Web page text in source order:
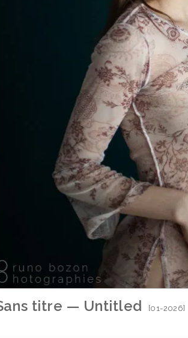
titre — Untitled [01-2026]